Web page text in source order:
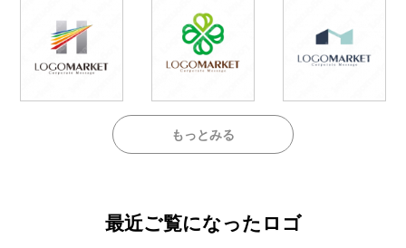
もっとみる
最近ご覧になったロゴ